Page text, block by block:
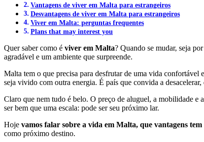
Vantagens de viver em Malta para estrangeiros
Desvantagens de viver em Malta para estrangeiros
Viver em Malta: perguntas frequentes
Plans that may interest you
Quer saber como é viver em Malta? Quando se mudar, seja
agradável e um ambiente que surpreende.
Malta tem o que precisa para desfrutar de uma vida confortável
seja vivido com outra energia. É país que convida a
Claro que nem tudo é belo. O preço de aluguel, a mobilidade e
ser bem que uma escala: pode ser seu próximo lar.
Hoje vamos falar sobre a vida em Malta, que vantagens
como próximo destino.